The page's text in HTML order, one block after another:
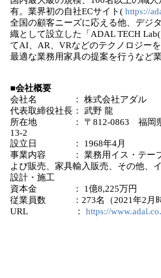
有。業界初の自社ECサイト( https://
全国の顧客ニーズに応える他、デジ
織として設立した「ADAL TECH
てAI、AR、VRなどのテクノロジー
最適な業務用家具の提案を行うなど
■会社概要
会社名 ： 株式会社アダル
代表取締役社長： 武野 龍
所在地 ： 〒812-0863 福岡県
13-2
設立日 ： 1968年4月
事業内容 ： 業務用イス・テーブ
よび販売、家具輸入販売、その他、
設計・施工
資本金 ： 1億8,225万円
従業員数 ：273名（2021年2月時
URL ： https://